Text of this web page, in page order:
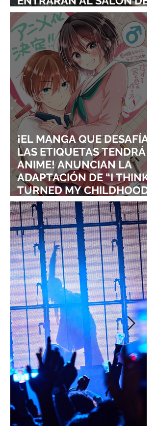
LA FAMA DE LOS EFECTOS
VISUALES
¡EL MANGA QUE DESAFÍA
LAS ETIQUETAS TENDRÁ
ANIME! ANUNCIAN LA
ADAPTACIÓN DE “I THINK I
TURNED MY CHILDHOOD
FRIEND INTO A GIRL”